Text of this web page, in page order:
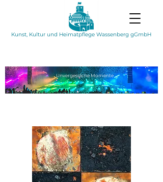
Kunst, Kultur und Heimatpflege Wassenberg gGmbH
UnvergesslicheMomente